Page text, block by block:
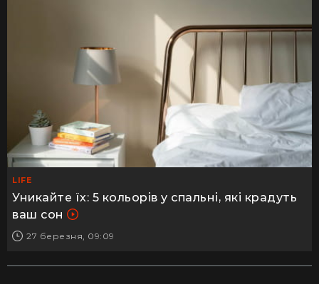
LIFE
Уникайте їх: 5 кольорів у спальні, які крадуть
ваш сон
27 березня, 09:09